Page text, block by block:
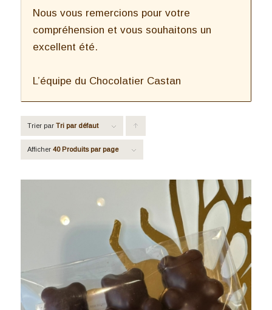
Nous vous remercions pour votre
compréhension et vous souhaitons un
excellent été.
L’équipe du Chocolatier Castan
Trier par Tri par défaut
les
ascendant
Afficher 40 Produits par page